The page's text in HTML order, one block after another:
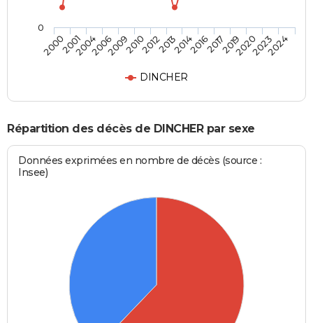
DINCHER
200020012004200620092010201220132014201620172019202020232024
0
Répartition des décès de DINCHER par sexe
Données exprimées en nombre de décès (source :
Insee)